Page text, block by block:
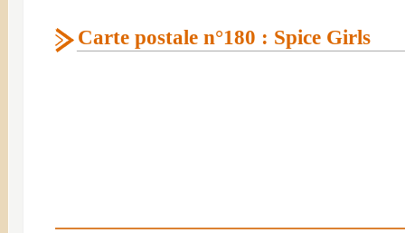
Carte postale n°180 : Spice Girls